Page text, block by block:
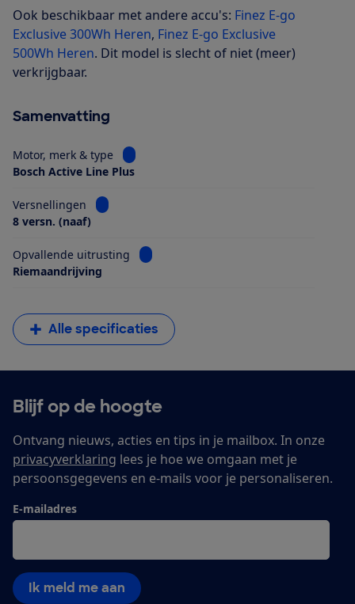
Ook beschikbaar met andere accu's: Finez E-go
Exclusive 300Wh Heren, Finez E-go Exclusive
500Wh Heren. Dit model is slecht of niet (meer)
verkrijgbaar.
Samenvatting
Motor, merk & type
Bekijk informatie voor Motor, merk & type
Bosch Active Line Plus
Versnellingen
Bekijk informatie voor Versnellingen
8 versn. (naaf)
Opvallende uitrusting
Bekijk informatie voor Opvallende
Riemaandrijving
Alle specificaties
Blijf op de hoogte
Ontvang nieuws, acties en tips in je mailbox. In onze
privacyverklaring lees je hoe we omgaan met je
persoonsgegevens en e-mails voor je personaliseren.
E-mailadres
Ik meld me aan